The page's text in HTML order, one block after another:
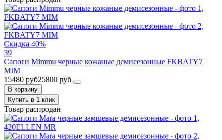
Скидка 40%
39
Сапоги Mimmu черные кожаные демисезонные FKBATY7
MIM
15480 руб25800 руб
В корзину
Купить в 1 клик
Товар распродан